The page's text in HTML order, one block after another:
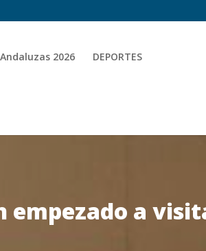
2026 DEPORTES
empezado a